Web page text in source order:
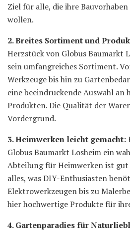
Ziel für alle, die ihre
wollen.
2. Breites Sortiment und
Herzstück von Globus Baumarkt
sein umfangreiches Sortiment.
Werkzeuge bis hin zu
eine beeindruckende Auswahl an
Produkten. Die Qualität der
Vordergrund.
3. Heimwerken leicht gemacht:
Globus Baumarkt Losheim ein
Abteilung für Heimwerken ist
alles, was DIY-Enthusiasten
Elektrowerkzeugen bis zu
hier hochwertige Produkte für
4. Gartenparadies für